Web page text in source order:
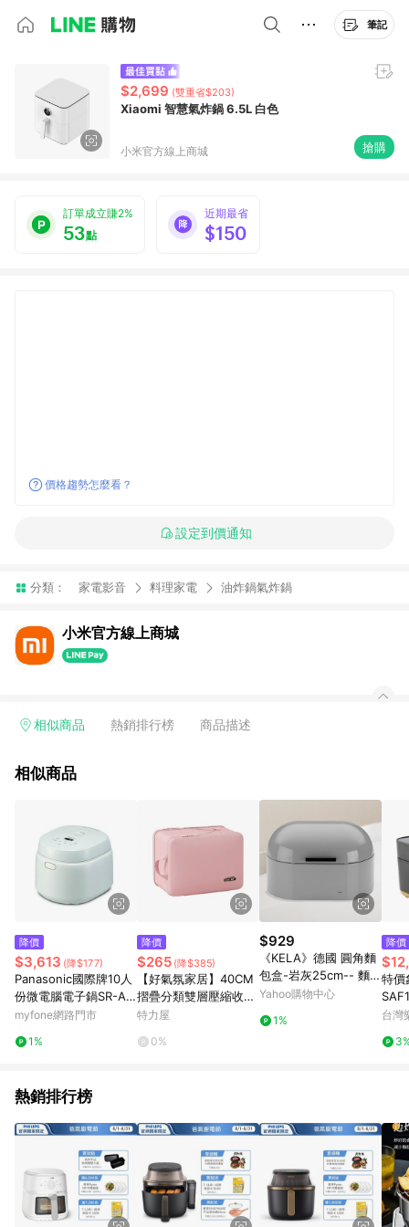
筆記
$2,699 (雙重省$203)
Xiaomi 智慧氣炸鍋 6.5L 白色
小米官方線上商城 搶購
訂單成立賺2%
53點
近期最省
$150
價格趨勢怎麼看？
設定到價通知
分類： 家電影音 料理家電 油炸鍋氣炸鍋
小米官方線上商城
相似商品 熱銷排行榜 商品描述
相似商品
降價
$3,613 (降$177)
Panasonic國際牌10人
份微電腦電子鍋SR-A11
8D(無安裝 純配送至一
myfone網路門市
1%
降價
$265 (降$385)
【好氣氛家居】40CM
摺疊分類雙層壓縮收納
袋/行李袋/旅行袋/收納
特力屋
0%
$929
《KELA》德國 圓角麵
包盒-岩灰25cm-- 麵包
收納籃 食物盒
Yahoo購物中心
1%
降價
特價
微電
號
台灣
熱銷排行榜